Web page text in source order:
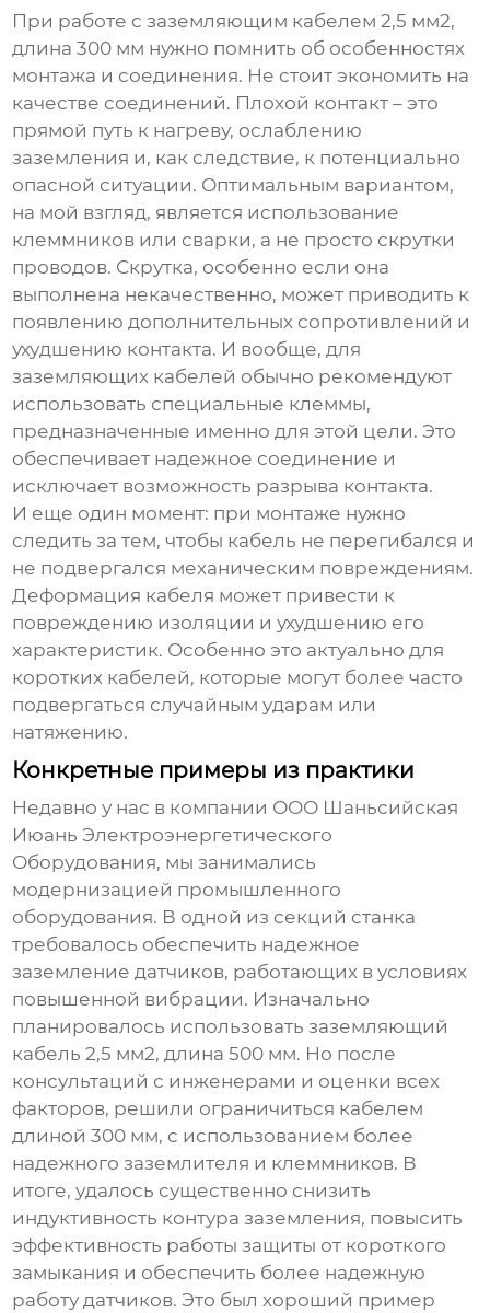
При работе сзаземляющим кабелем 2,5 мм2,
длина 300 мм нужно помнить об особенностях
монтажа и соединения. Не стоит экономить на
качестве соединений. Плохой контакт – это
прямой путь к нагреву, ослаблению
заземления и, как следствие, к потенциально
опасной ситуации. Оптимальным вариантом,
на мой взгляд, является использование
клеммников или сварки, а не просто скрутки
проводов. Скрутка, особенно если она
выполнена некачественно, может приводить к
появлению дополнительных сопротивлений и
ухудшению контакта. И вообще, для
заземляющих кабелей обычно рекомендуют
использовать специальные клеммы,
предназначенные именно для этой цели. Это
обеспечивает надежное соединение и
исключает возможность разрыва контакта.
И еще один момент: при монтаже нужно
следить за тем, чтобы кабель не перегибался и
не подвергался механическим повреждениям.
Деформация кабеля может привести к
повреждению изоляции и ухудшению его
характеристик. Особенно это актуально для
коротких кабелей, которые могут более часто
подвергаться случайным ударам или
натяжению.
Конкретные примеры из практики
Недавно у нас в компании ООО Шаньсийская
Июань Электроэнергетического
Оборудования, мы занимались
модернизацией промышленного
оборудования. В одной из секций станка
требовалось обеспечить надежное
заземление датчиков, работающих в условиях
повышенной вибрации. Изначально
планировалось использоватьзаземляющий
кабель 2,5 мм2, длина 500 мм. Но после
консультаций с инженерами и оценки всех
факторов, решили ограничиться кабелем
длиной 300 мм, с использованием более
надежного заземлителя и клеммников. В
итоге, удалось существенно снизить
индуктивность контура заземления, повысить
эффективность работы защиты от короткого
замыкания и обеспечить более надежную
работу датчиков. Это был хороший пример